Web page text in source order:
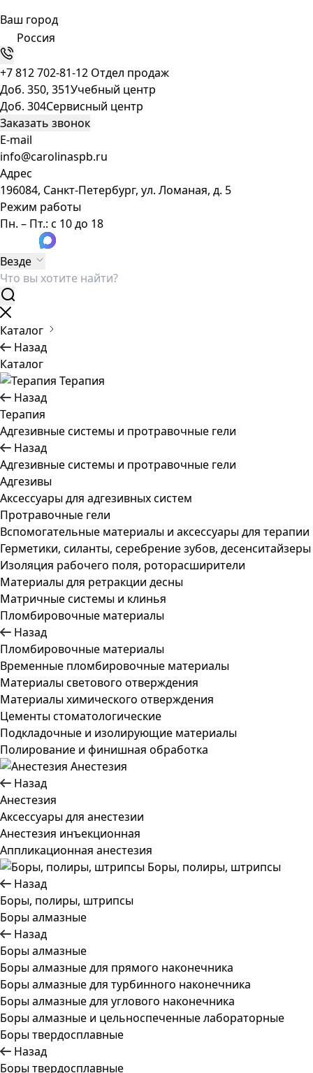
Ваш город
Россия
+7 812 702-81-12 Отдел продаж
Доб. 350, 351Учебный центр
Доб. 304Сервисный центр
Заказать звонок
E-mail
info@carolinaspb.ru
Адрес
196084, Санкт-Петербург, ул. Ломаная, д. 5
Режим работы
Пн. – Пт.: с 10 до 18
Везде
Каталог
Назад
Каталог
Терапия
Назад
Терапия
Адгезивные системы и протравочные гели
Назад
Адгезивные системы и протравочные гели
Адгезивы
Аксессуары для адгезивных систем
Протравочные гели
Вспомогательные материалы и аксессуары для терапии
Герметики, силанты, серебрение зубов, десенситайзеры
Изоляция рабочего поля, роторасширители
Материалы для ретракции десны
Матричные системы и клинья
Пломбировочные материалы
Назад
Пломбировочные материалы
Временные пломбировочные материалы
Материалы светового отверждения
Материалы химического отверждения
Цементы стоматологические
Подкладочные и изолирующие материалы
Полирование и финишная обработка
Анестезия
Назад
Анестезия
Аксессуары для анестезии
Анестезия инъекционная
Аппликационная анестезия
Боры, полиры, штрипсы
Назад
Боры, полиры, штрипсы
Боры алмазные
Назад
Боры алмазные
Боры алмазные для прямого наконечника
Боры алмазные для турбинного наконечника
Боры алмазные для углового наконечника
Боры алмазные и цельноспеченные лабораторные
Боры твердосплавные
Назад
Боры твердосплавные